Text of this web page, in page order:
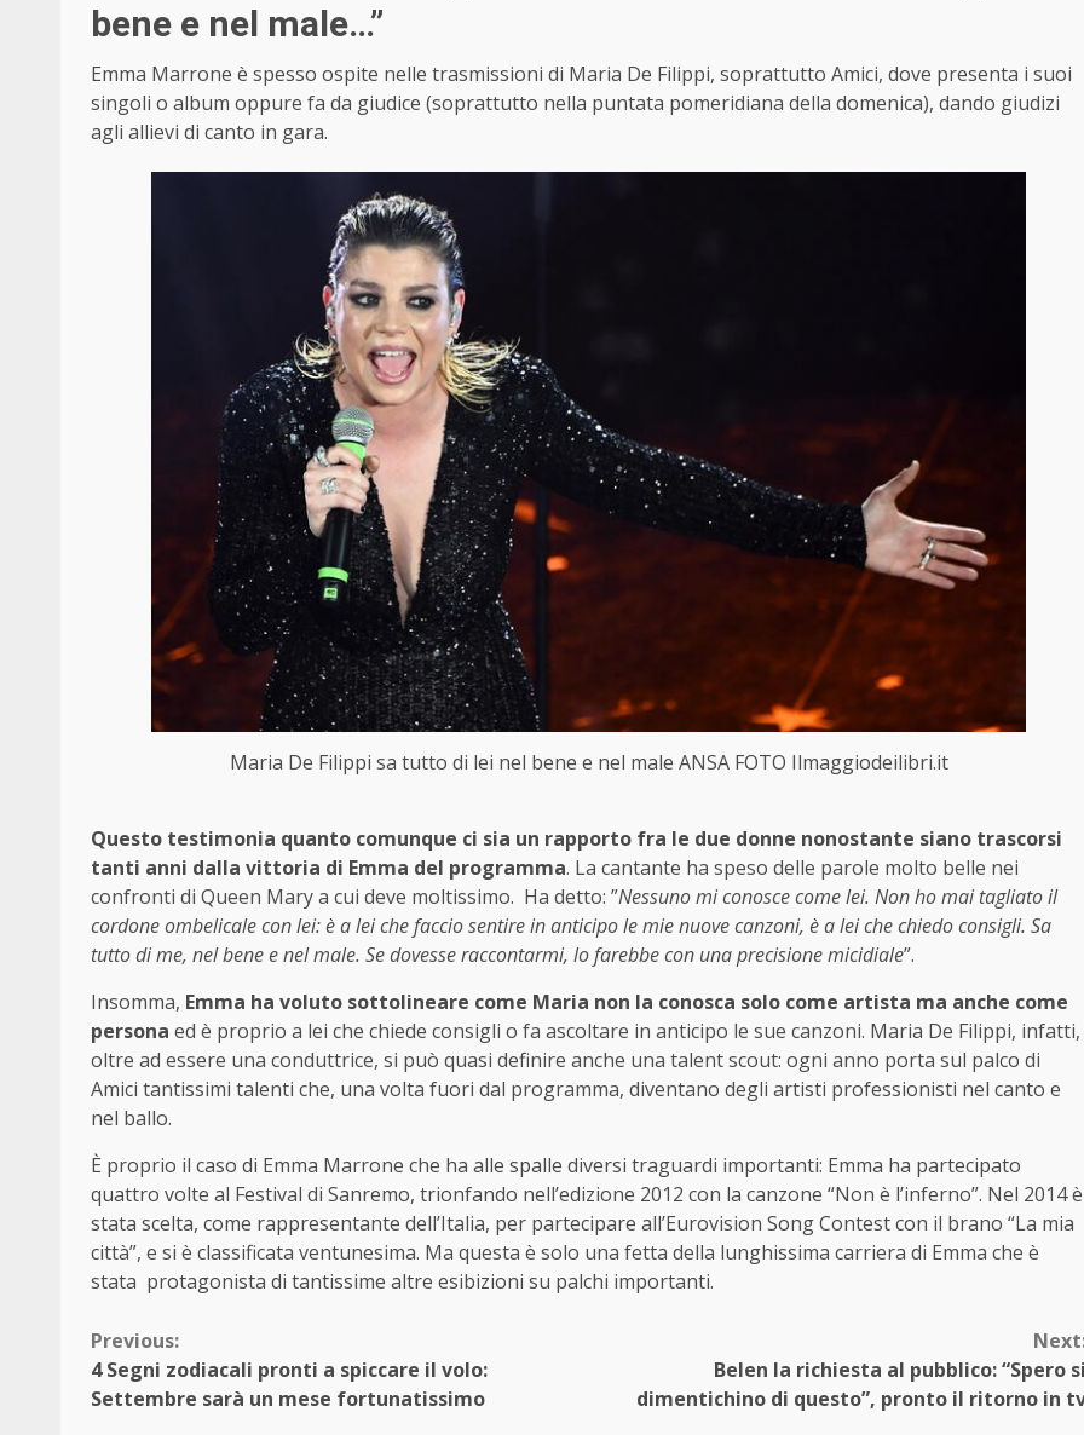
bene e nel male…”
Emma Marrone è spesso ospite nelle trasmissioni di Maria De Filippi, soprattutto Amici, dove presenta i suoi
singoli o album oppure fa da giudice (soprattutto nella puntata pomeridiana della domenica), dando giudizi
agli allievi di canto in gara.
Maria De Filippi sa tutto di lei nel bene e nel male ANSA FOTO Ilmaggiodeilibri.it
Questo testimonia quanto comunque ci sia un rapporto fra le due donne nonostante siano trascorsi
tanti anni dalla vittoria di Emma del programma. La cantante ha speso delle parole molto belle nei
confronti di Queen Mary a cui deve moltissimo. Ha detto: ”Nessuno mi conosce come lei. Non ho mai tagliato il
cordone ombelicale con lei: è a lei che faccio sentire in anticipo le mie nuove canzoni, è a lei che chiedo consigli. Sa
tutto di me, nel bene e nel male. Se dovesse raccontarmi, lo farebbe con una precisione micidiale”.
Insomma, Emma ha voluto sottolineare come Maria non la conosca solo come artista ma anche come
persona ed è proprio a lei che chiede consigli o fa ascoltare in anticipo le sue canzoni. Maria De Filippi, infatti,
oltre ad essere una conduttrice, si può quasi definire anche una talent scout: ogni anno porta sul palco di
Amici tantissimi talenti che, una volta fuori dal programma, diventano degli artisti professionisti nel canto e
nel ballo.
È proprio il caso di Emma Marrone che ha alle spalle diversi traguardi importanti: Emma ha partecipato
quattro volte al Festival di Sanremo, trionfando nell’edizione 2012 con la canzone “Non è l’inferno”. Nel 2014 è
stata scelta, come rappresentante dell’Italia, per partecipare all’Eurovision Song Contest con il brano “La mia
città”, e si è classificata ventunesima. Ma questa è solo una fetta della lunghissima carriera di Emma che è
stata protagonista di tantissime altre esibizioni su palchi importanti.
Continue
Reading
Previous:
4 Segni zodiacali pronti a spiccare il volo:
Settembre sarà un mese fortunatissimo
Belen la richiesta al pubblico: “Spero
dimentichino di questo”, pronto il ritorno in